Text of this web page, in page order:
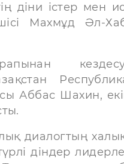
діни істер мен
Махмұд Әл-
Аббас Шахин,
диалогтың
діндер